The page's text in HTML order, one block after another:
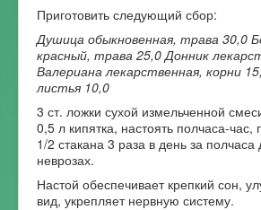
Приготовить следующий сбор:
Душица обыкновенная, трава 30,0
красный, трава 25,0 Донник
Валериана лекарственная, корни
листья 10,0
3 ст. ложки сухой измельченной
0,5 л кипятка, настоять полчаса-час,
1/2 стакана 3 раза в день за
неврозах.
Настой обеспечивает крепкий сон,
вид, укрепляет нервную систему.